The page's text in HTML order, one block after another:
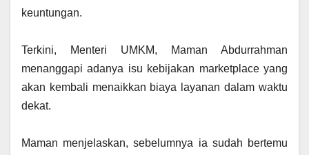
keuntungan.
‎Terkini, Menteri UMKM, Maman Abdurrahman
menanggapi adanya isu kebijakan marketplace yang
akan kembali menaikkan biaya layanan dalam waktu
dekat.
‎Maman menjelaskan, sebelumnya ia sudah bertemu